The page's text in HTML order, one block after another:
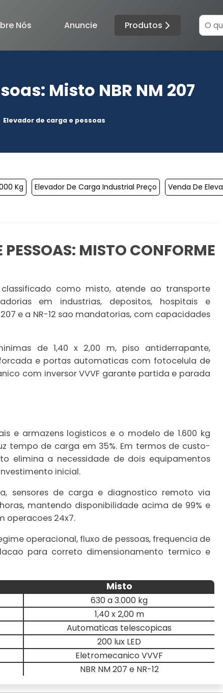
Nós Anuncie Produtos
Misto NBR NM 207
Elevador de carga e pessoas
Kg Elevador De Carga Industrial Preço Venda De
PESSOAS: MISTO CONFORME
como misto, atende ao transporte
em industrias, depositos, hospitais e
207 e a NR-12 sao mandatorias, com capacidades
de 1,40 x 2,00 m, piso antiderrapante,
e portas automaticas com fotocelula de
com inversor VVVF garante partida e parada
e armazens logisticos e o modelo de 1.600 kg
tempo de carga em 35%. Em termos de custo-
elimina a necessidade de dois equipamentos
inicial.
sensores de carga e diagnostico remoto via
mantendo disponibilidade acima de 99% e
operacoes 24x7.
operacional, fluxo de pessoas, frequencia de
para correto dimensionamento termico e
Misto
630 a 3.000 kg
1,40 x 2,00 m
Automaticas telescopicas
200 lux LED
Eletromecanico VVVF
NBR NM 207 e NR-12